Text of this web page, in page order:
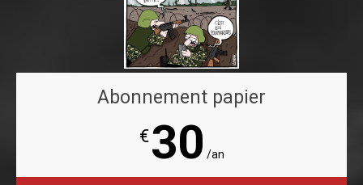
Abonnement papier
€30 /an